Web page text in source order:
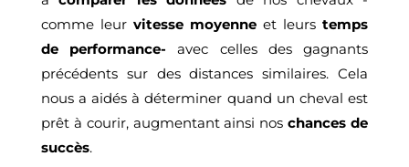
comme leur vitesse moyenne et leurstemps
de performance-avec celles des gagnants
précédents sur des distances similaires. Cela
nous a aidés à déterminer quand un cheval est
prêt à courir, augmentant ainsi noschances de
succès.